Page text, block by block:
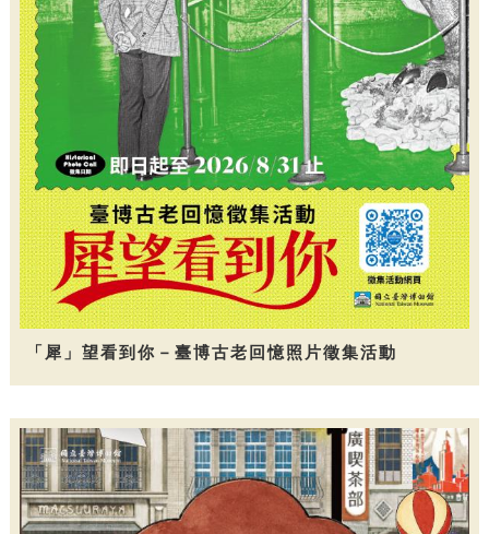
「犀」望看到你－臺博古老回憶照片徵集活動